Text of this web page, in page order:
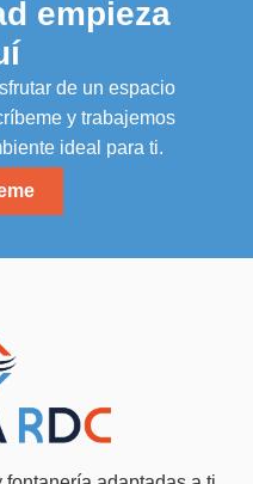
empieza
de un espacio
y trabajemos
ideal para ti.